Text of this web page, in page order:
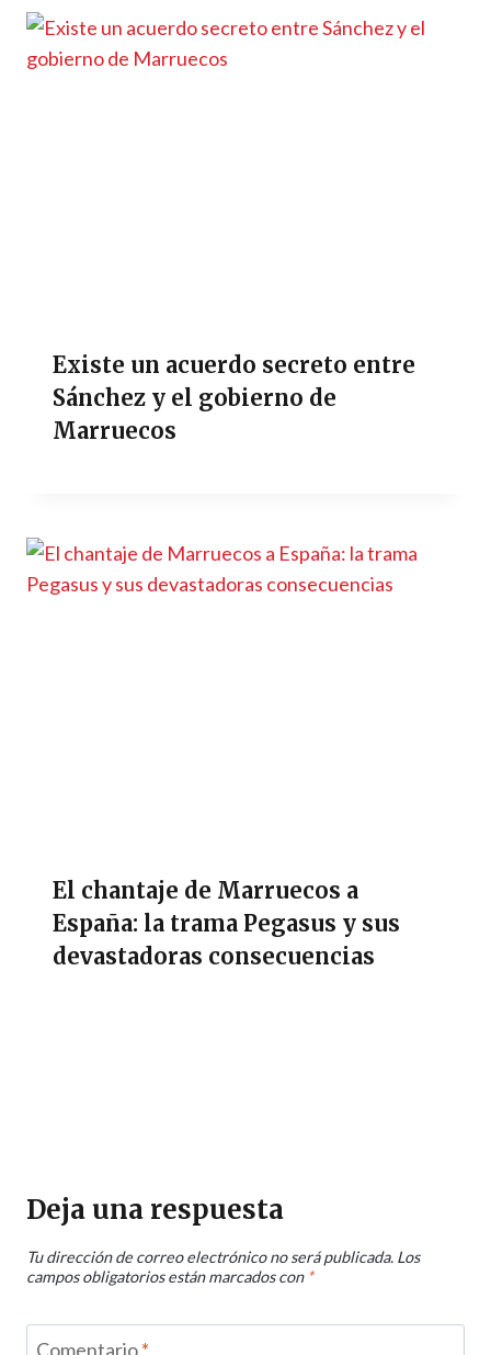
Existe un acuerdo secreto entre
Sánchez y el gobierno de
Marruecos
El chantaje de Marruecos a
España: la trama Pegasus y sus
devastadoras consecuencias
Deja una respuesta
Tu dirección de correo electrónico no será publicada. Los
campos obligatorios están marcados con *
Comentario*